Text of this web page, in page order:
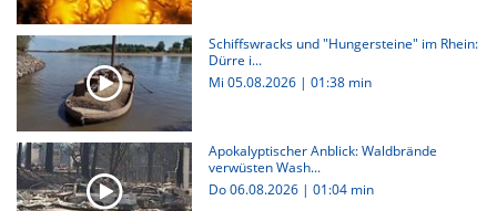
Schiffswracks und "Hungersteine" im Rhein:
Dürre i...
Mi 05.08.2026 | 01:38 min
Apokalyptischer Anblick: Waldbrände
verwüsten Wash...
Do 06.08.2026 | 01:04 min